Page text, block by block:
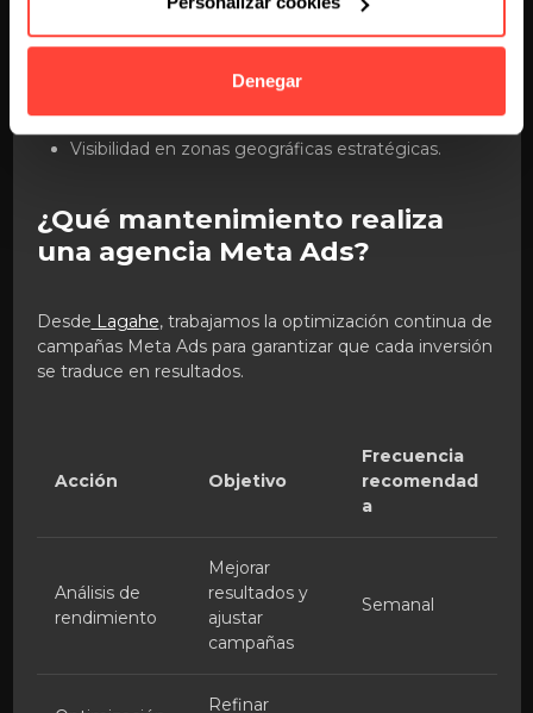
Denegar
Incremento de visitas a la web corporativa.
Captación de leads mediante formularios
Visibilidad en zonas geográficas estratégicas.
¿Qué mantenimiento realiza
una agencia Meta Ads?
Desde Lagahe, trabajamos la optimización continua de
campañas Meta Ads para garantizar que cada inversión
se traduce en resultados.
Acción Objetivo
Frecuencia
recomendad
a
Análisis de
rendimiento
Mejorar
resultados y
ajustar
campañas
Semanal
Refinar